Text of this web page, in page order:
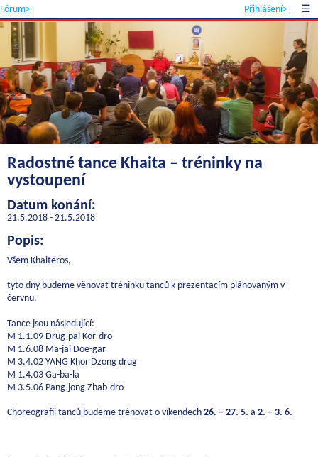
Fórum> Přihlášení> ☰
Radostné tance Khaita – tréninky na
vystoupení
Datum konání:
21.5.2018 - 21.5.2018
Popis:
Všem Khaiteros,
tyto dny budeme věnovat tréninku tanců k prezentacím plánovaným v
červnu.
Tance jsou následující:
M 1.1.09 Drug-pai Kor-dro
M 1.6.08 Ma-jai Doe-gar
M 3.4.02 YANG Khor Dzong drug
M 1.4.03 Ga-ba-la
M 3.5.06 Pang-jong Zhab-dro
Choreografii tanců budeme trénovat o víkendech 26. – 27. 5. a 2. – 3. 6.